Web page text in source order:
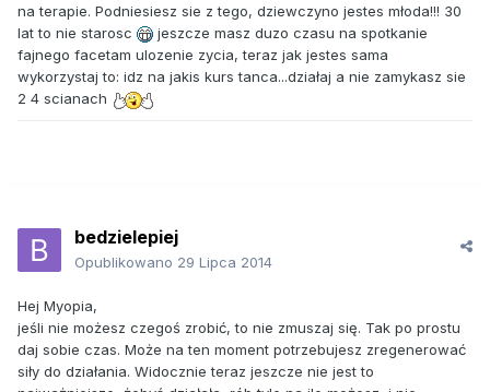
na terapie. Podniesiesz sie z tego, dziewczyno jestes młoda!!! 30
lat to nie starosc
jeszcze masz duzo czasu na spotkanie
fajnego facetam ulozenie zycia, teraz jak jestes sama
wykorzystaj to: idz na jakis kurs tanca...działaj a nie zamykasz sie
2 4 scianach
bedzielepiej
Opublikowano 29 Lipca 2014
Hej Myopia,
jeśli nie możesz czegoś zrobić, to nie zmuszaj się. Tak po prostu
daj sobie czas. Może na ten moment potrzebujesz zregenerować
siły do działania. Widocznie teraz jeszcze nie jest to